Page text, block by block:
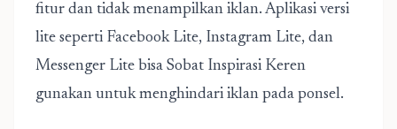
fitur dan tidak menampilkan iklan. Aplikasi versi
lite seperti Facebook Lite, Instagram Lite, dan
Messenger Lite bisa Sobat Inspirasi Keren
gunakan untuk menghindari iklan pada ponsel.